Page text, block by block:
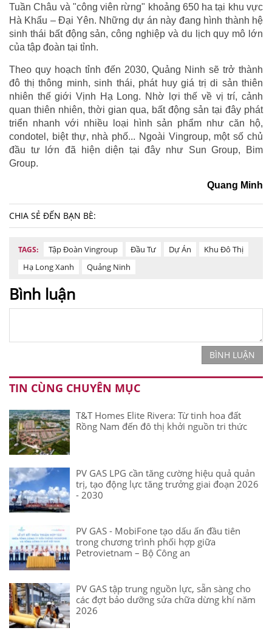
Tuần Châu và "công viên rừng" khoảng 650 ha tại khu vực
Hà Khẩu – Đại Yên. Những dự án này đang hình thành hệ
sinh thái bất động sản, công nghiệp và du lịch quy mô lớn
của tập đoàn tại tỉnh.
Theo quy hoạch tỉnh đến 2030, Quảng Ninh sẽ trở thành
đô thị thông minh, sinh thái, phát huy giá trị di sản thiên
nhiên thế giới Vịnh Hạ Long. Nhờ lợi thế về vị trí, cảnh
quan thiên nhiên, thời gian qua, bất động sản tại đây phát
triển nhanh với nhiều loại hình sản phẩm như căn hộ,
condotel, biệt thự, nhà phố... Ngoài Vingroup, một số chủ
đầu tư lớn đã hiện diện tại đây như Sun Group, Bim
Group.
Quang Minh
CHIA SẺ ĐẾN BẠN BÈ:
TAGS: Tập Đoàn Vingroup Đầu Tư Dự Án
Khu Đô Thị
Hạ Long Xanh
Quảng Ninh
Bình luận
BÌNH LUẬN
TIN CÙNG CHUYÊN MỤC
T&T Homes Elite Rivera: Từ tinh hoa đất
Rồng Nam đến đô thị khởi nguồn tri thức
PV GAS LPG cần tăng cường hiệu quả quản
trị, tạo động lực tăng trưởng giai đoạn 2026
- 2030
PV GAS - MobiFone tạo dấu ấn đầu tiên
trong chương trình phối hợp giữa
Petrovietnam – Bộ Công an
PV GAS tập trung nguồn lực, sẵn sàng cho
các đợt bảo dưỡng sửa chữa dừng khí năm
2026